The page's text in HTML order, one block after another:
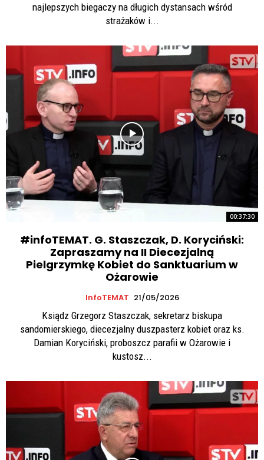
najlepszych biegaczy na długich dystansach wśród
strażaków i...
00:37:30
#infoTEMAT. G. Staszczak, D. Koryciński:
Zapraszamy na II Diecezjalną
Pielgrzymkę Kobiet do Sanktuarium w
Ożarowie
InfoTEMAT 21/05/2026
Ksiądz Grzegorz Staszczak, sekretarz biskupa
sandomierskiego, diecezjalny duszpasterz kobiet oraz ks.
Damian Koryciński, proboszcz parafii w Ożarowie i
kustosz...